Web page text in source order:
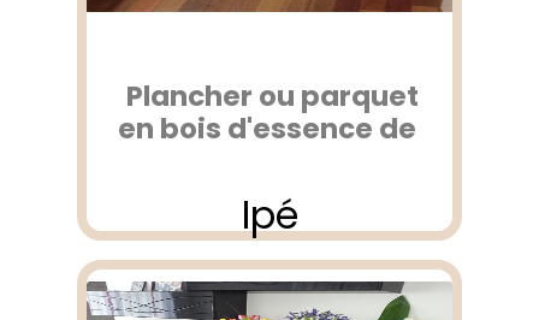
Plancher ou parquet
en bois d'essence de
Ipé